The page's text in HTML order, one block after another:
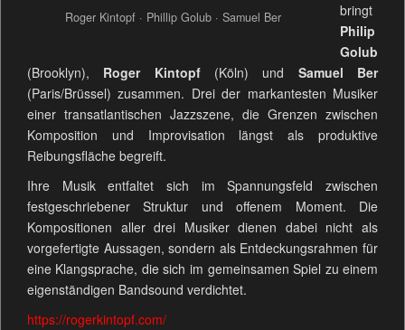
Roger Kintopf · Phillip Golub · Samuel Ber
bringt
Philip
Golub
(Brooklyn), Roger Kintopf(Köln) und Samuel Ber
(Paris/Brüssel) zusammen. Drei der markantesten Musiker
einer transatlantischen Jazzszene, die Grenzen zwischen
Komposition und Improvisation längst als produktive
Reibungsfläche begreift.
Ihre Musik entfaltet sich im Spannungsfeld zwischen
festgeschriebener Struktur und offenem Moment. Die
Kompositionen aller drei Musiker dienen dabei nicht als
vorgefertigte Aussagen, sondern als Entdeckungsrahmen für
eine Klangsprache, die sich im gemeinsamen Spiel zu einem
eigenständigen Bandsound verdichtet.
https://rogerkintopf.com/